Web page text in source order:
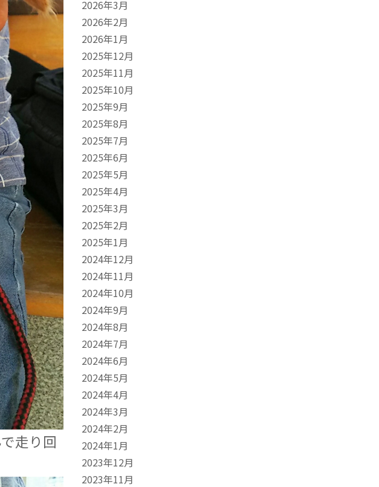
走り回
2026年3月
2026年2月
2026年1月
2025年12月
2025年11月
2025年10月
2025年9月
2025年8月
2025年7月
2025年6月
2025年5月
2025年4月
2025年3月
2025年2月
2025年1月
2024年12月
2024年11月
2024年10月
2024年9月
2024年8月
2024年7月
2024年6月
2024年5月
2024年4月
2024年3月
2024年2月
2024年1月
2023年12月
2023年11月